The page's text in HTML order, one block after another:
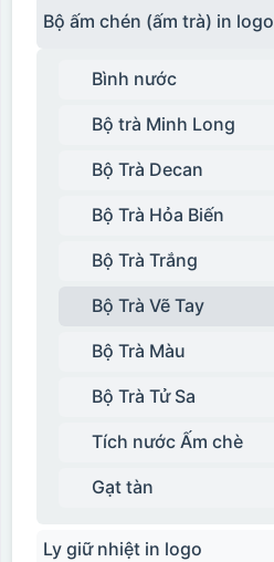
Bộ ấm chén (ấm trà) in logo
Bình nước
Bộ trà Minh Long
Bộ Trà Decan
Bộ Trà Hỏa Biến
Bộ Trà Trắng
Bộ Trà Vẽ Tay
Bộ Trà Màu
Bộ Trà Tử Sa
Tích nước Ấm chè
Gạt tàn
Ly giữ nhiệt in logo